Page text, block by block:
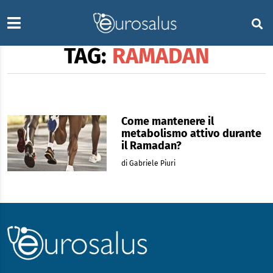
TAG: RAMADAN
Come mantenere il
metabolismo attivo durante
il Ramadan?
di Gabriele Piuri